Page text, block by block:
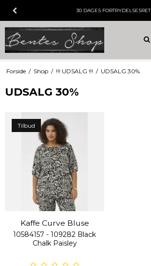
30 DAGES FORTRYDELSESRET
Forside / Shop / !!! UDSALG !!! / UDSALG 30%
UDSALG 30%
Tilbud
Kaffe Curve Bluse
10584157 - 109282 Black
Chalk Paisley